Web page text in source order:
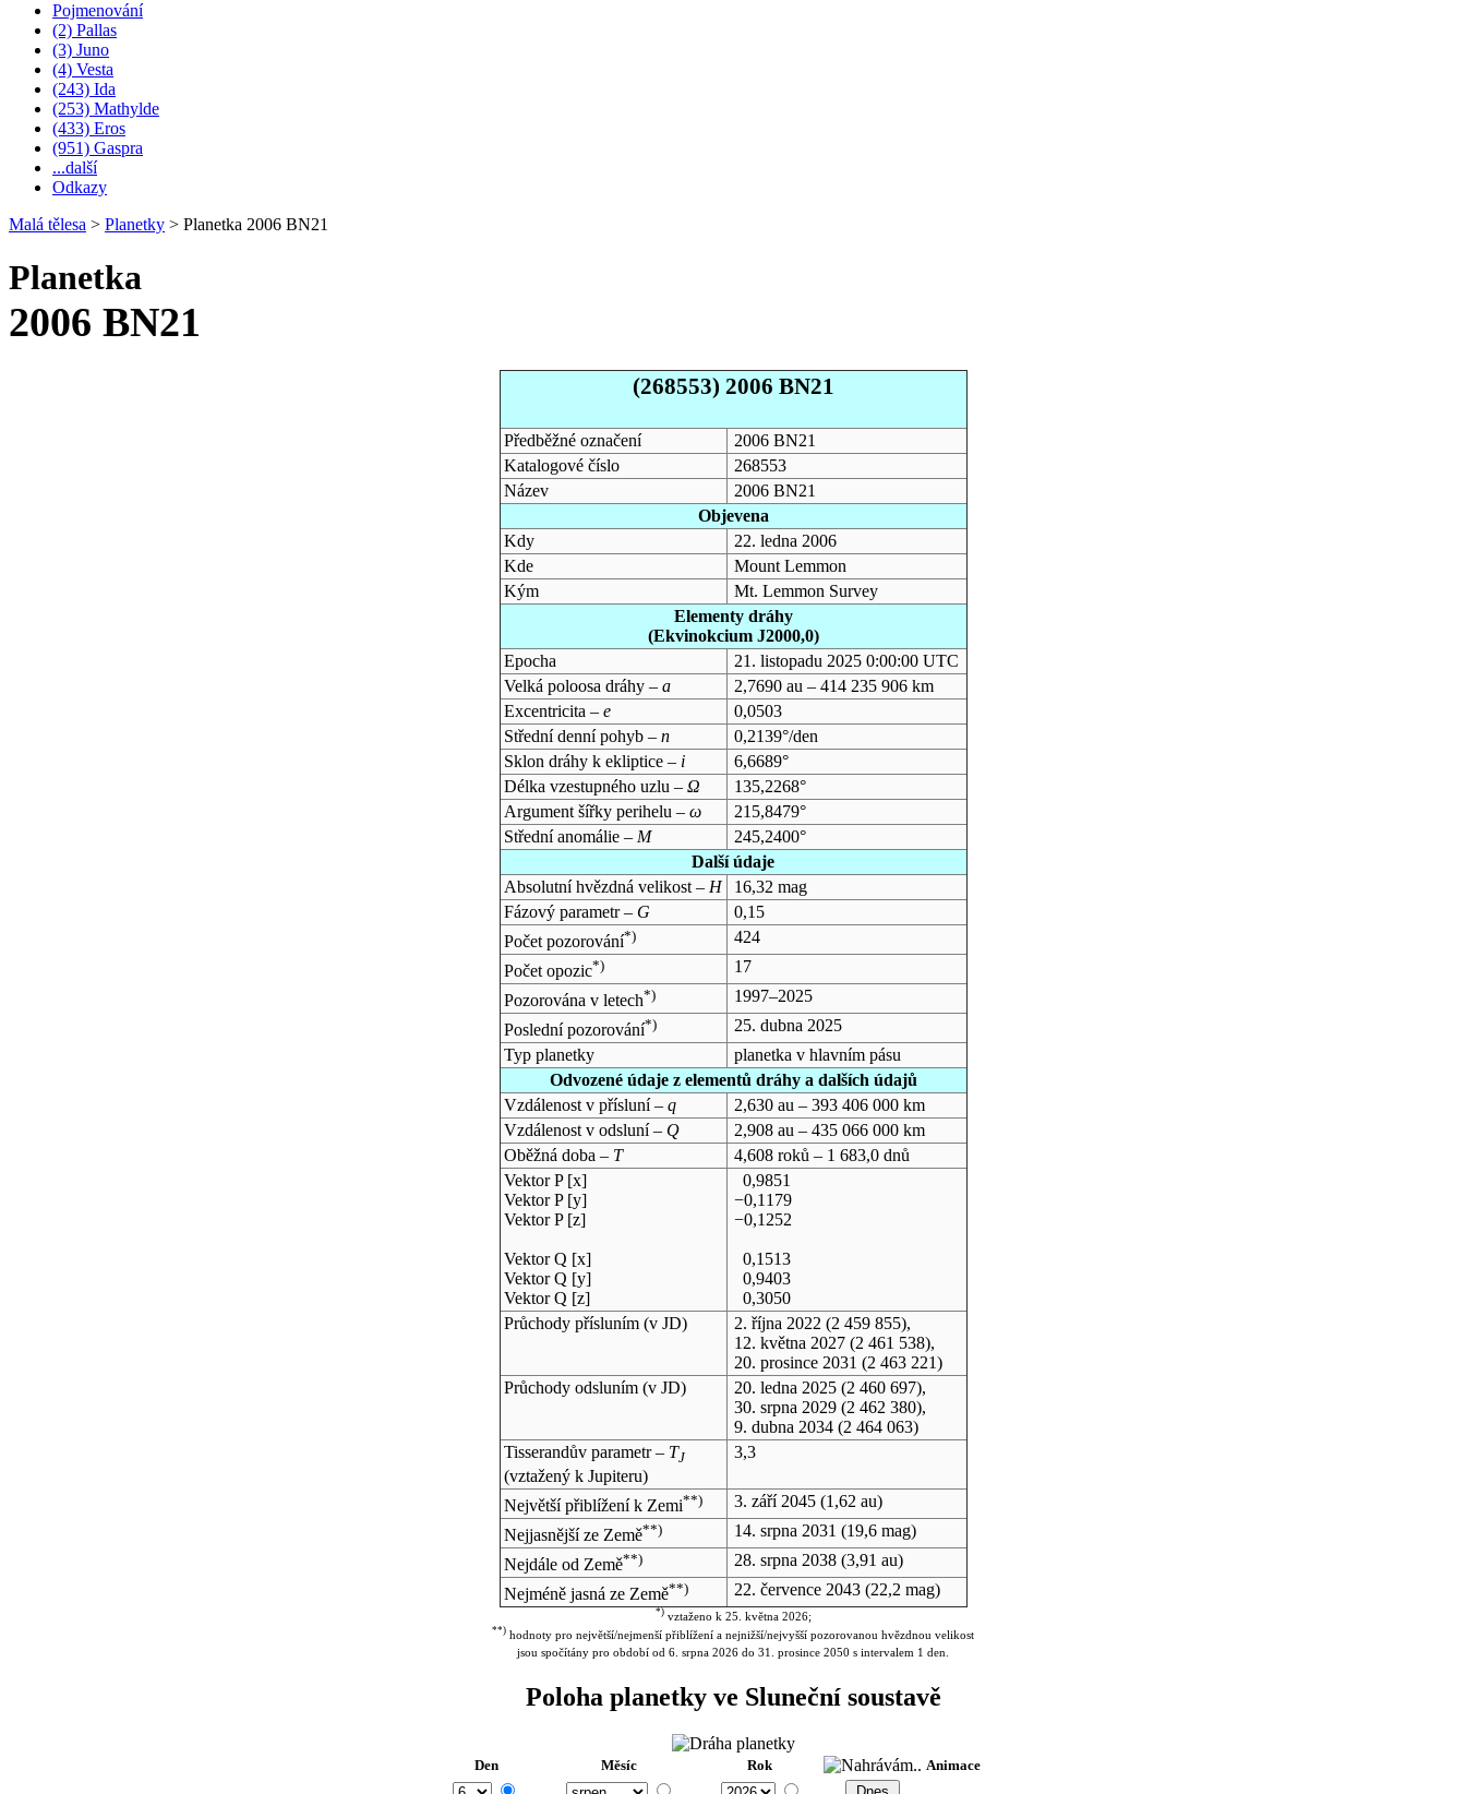
Pojmenování
(2) Pallas
(3) Juno
(4) Vesta
(243) Ida
(253) Mathylde
(433) Eros
(951) Gaspra
...další
Odkazy
Malá tělesa > Planetky > Planetka 2006 BN21
Planetka
2006 BN21
(268553) 2006 BN21
Předběžné označení
2006 BN21
Katalogové číslo
268553
Název
2006 BN21
Objevena
Kdy
22. ledna 2006
Kde
Mount Lemmon
Kým
Mt. Lemmon Survey
Elementy dráhy
(Ekvinokcium J2000,0)
Epocha
21. listopadu 2025 0:00:00 UTC
Velká poloosa dráhy – a
2,7690 au – 414 235 906 km
Excentricita – e
0,0503
Střední denní pohyb – n
0,2139°/den
Sklon dráhy k ekliptice – i
6,6689°
Délka vzestupného uzlu – Ω
135,2268°
Argument šířky perihelu – ω
215,8479°
Střední anomálie – M
245,2400°
Další údaje
Absolutní hvězdná velikost – H
16,32 mag
Fázový parametr – G
0,15
Počet pozorování*)
424
Počet opozic*)
17
Pozorována v letech*)
1997–2025
Poslední pozorování*)
25. dubna 2025
Typ planetky
planetka v hlavním pásu
Odvozené údaje z elementů dráhy a dalších údajů
Vzdálenost v přísluní – q
2,630 au – 393 406 000 km
Vzdálenost v odsluní – Q
2,908 au – 435 066 000 km
Oběžná doba – T
4,608 roků – 1 683,0 dnů
Vektor P [x]
Vektor P [y]
Vektor P [z]
Vektor Q [x]
Vektor Q [y]
Vektor Q [z]
0,9851
−0,1179
−0,1252
0,1513
0,9403
0,3050
Průchody přísluním (v JD) 2. října 2022 (2 459 855),
12. května 2027(2 461 538),
20. prosince 2031 (2 463 221)
Průchody odsluním (v JD) 20. ledna 2025(2 460 697),
30. srpna 2029(2 462 380),
9. dubna 2034(2 464 063)
Tisserandův parametr – TJ
(vztažený k Jupiteru)
3,3
Největší přiblížení k Zemi**) 3. září 2045(1,62 au)
Nejjasnější ze Země**) 14. srpna 2031 (19,6 mag)
Nejdále od Země**) 28. srpna 2038(3,91 au)
Nejméně jasná ze Země**) 22. července 2043(22,2 mag)
*)vztaženo k 25. května 2026;
**) hodnoty pro největší/nejmenší přiblížení a nejnižší/nejvyšší pozorovanou hvězdnou velikost
jsou spočítány pro období od 6. srpna 2026 do 31. prosince 2050 s intervalem 1 den.
Poloha planetky ve Sluneční soustavě
Den Měsíc Rok Animace